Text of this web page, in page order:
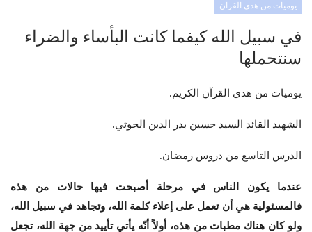
يوميات من هدي القرآن
في سبيل الله كيفما كانت البأساء والضراء
سنتحملها
يوميات من هدي القرآن الكريم.
الشهيد القائد السيد حسين بدر الدين الحوثي.
الدرس التاسع من دروس رمضان.
عندما يكون الناس في مرحلة أصبحت فيها حالات من هذه
فالمسئولية هي أن تعمل على إعلاء كلمة الله، وتجاهد في سبيل الله،
ولو كان هناك مطبات من هذه، أولاً أنّه يأتي تأييد من جهة الله، تجعل